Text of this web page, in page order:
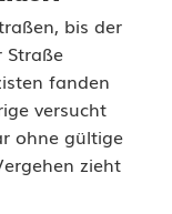
bis der
Straße
fanden
versucht
ohne gültige
zieht